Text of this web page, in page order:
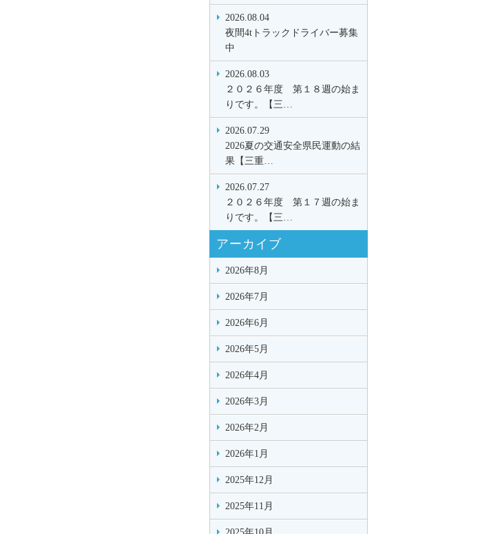
2026.08.04
夜間4tトラックドライバー募集
中
2026.08.03
２０２６年度 第１８週の始ま
りです。【三…
2026.07.29
2026夏の交通安全県民運動の結
果【三重…
2026.07.27
２０２６年度 第１７週の始ま
りです。【三…
アーカイブ
2026年8月
2026年7月
2026年6月
2026年5月
2026年4月
2026年3月
2026年2月
2026年1月
2025年12月
2025年11月